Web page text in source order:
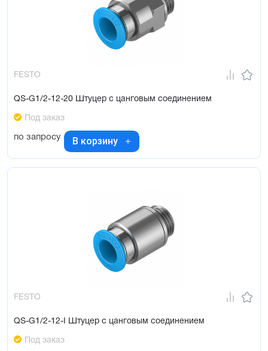
FESTO
QS-G1/2-12-20 Штуцер с цанговым соединением
Под заказ
по запросу В корзину
FESTO
QS-G1/2-12-I Штуцер с цанговым соединением
Под заказ